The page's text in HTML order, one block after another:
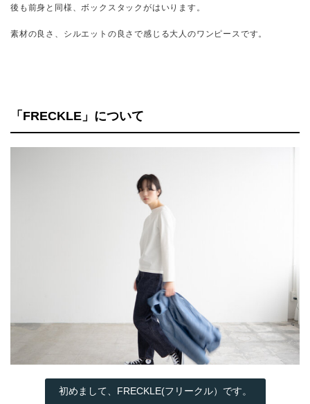
後も前身と同様、ボックスタックがはいります。
素材の良さ、シルエットの良さで感じる大人のワンピースです。
「FRECKLE」について
初めまして、FRECKLE(フリークル）です。